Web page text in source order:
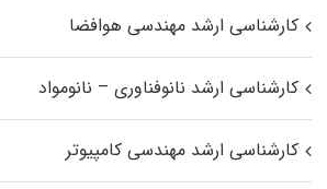
کارشناسی ارشد مهندسی هوافضا
کارشناسی ارشد نانوفناوری – نانومواد
کارشناسی ارشد مهندسی کامپیوتر